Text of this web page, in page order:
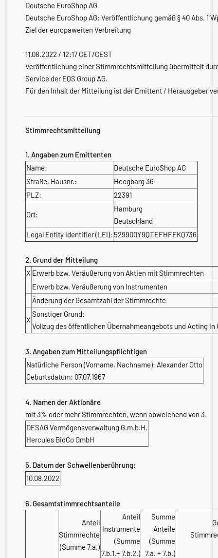
Deutsche EuroShop AG
Deutsche EuroShop AG: Veröffentlichung gemäß § 40 Abs. 1
Ziel der europaweiten Verbreitung
11.08.2022 / 12:17 CET/CEST
Veröffentlichung einer Stimmrechtsmitteilung übermittelt
Service der EQS Group AG.
Für den Inhalt der Mitteilung ist der Emittent / Herausgeber
Stimmrechtsmitteilung
1. Angaben zum Emittenten
Name:
Deutsche EuroShop AG
Straße, Hausnr.:
Heegbarg 36
PLZ:
22391
Ort:
Hamburg
Deutschland
Legal Entity Identifier (LEI): 529900Y9QTEFHFEKQ736
2. Grund der Mitteilung
X Erwerb bzw. Veräußerung von Aktien mit Stimmrechten
Erwerb bzw. Veräußerung von Instrumenten
Änderung der Gesamtzahl der Stimmrechte
X
Sonstiger Grund:
Vollzug des öffentlichen Übernahmeangebots und Acting in
3. Angaben zum Mitteilungspflichtigen
Natürliche Person (Vorname, Nachname): Alexander Otto
Geburtsdatum: 07.07.1967
4. Namen der Aktionäre
mit 3% oder mehr Stimmrechten, wenn abweichend von 3.
DESAG Vermögensverwaltung G.m.b.H.
Hercules BidCo GmbH
5. Datum der Schwellenberührung:
10.08.2022
6. Gesamtstimmrechtsanteile
Anteil
Stimmrechte
(Summe 7.a.)
Anteil
Instrumente
(Summe
7.b.1.+ 7.b.2.)
Summe
Anteile
(Summe
7.a. + 7.b.)